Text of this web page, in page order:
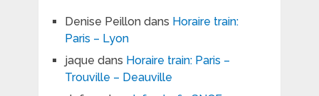
Denise Peillondans Horaire train:
Paris – Lyon
jaque dans Horaire train: Paris –
Trouville – Deauville